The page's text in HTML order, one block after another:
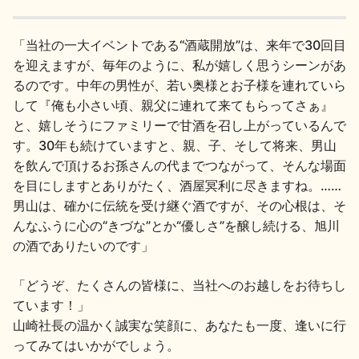
「当社の一大イベントである“酒蔵開放”は、来年で30回目
を迎えますが、毎年のように、私が嬉しく思うシーンがあ
るのです。中年の男性が、若い奥様とお子様を連れていら
して『俺も小さい頃、親父に連れて来てもらってさぁ』
と、嬉しそうにファミリーで甘酒を召し上がっているんで
す。30年も続けていますと、親、子、そして将来、男山
を飲んで頂けるお孫さんの代までつながって、そんな場面
を目にしますとありがたく、酒屋冥利に尽きますね。……
男山は、確かに伝統を受け継ぐ酒ですが、その心根は、そ
んなふうに心の“きづな”とか“優しさ”を醸し続ける、旭川
の酒でありたいのです」
「どうぞ、たくさんの皆様に、当社へのお越しをお待ちし
ています！」
山崎社長の温かく誠実な笑顔に、あなたも一度、逢いに行
ってみてはいかがでしょう。